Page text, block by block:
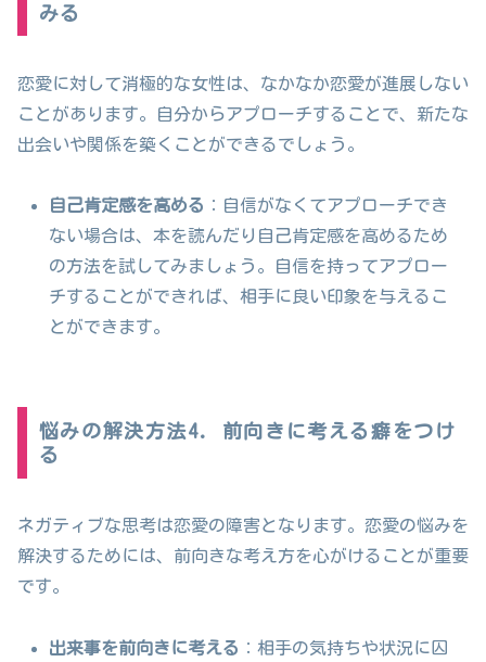
みる
恋愛に対して消極的な女性は、なかなか恋愛が進展しない
ことがあります。自分からアプローチすることで、新たな
出会いや関係を築くことができるでしょう。
自己肯定感を高める ：自信がなくてアプローチでき
ない場合は、本を読んだり自己肯定感を高めるため
の方法を試してみましょう。自信を持ってアプロー
チすることができれば、相手に良い印象を与えるこ
とができます。
悩みの解決方法4. 前向きに考える癖をつけ
る
ネガティブな思考は恋愛の障害となります。恋愛の悩みを
解決するためには、前向きな考え方を心がけることが重要
です。
出来事を前向きに考える ：相手の気持ちや状況に囚